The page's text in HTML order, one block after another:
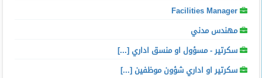
Facilities Manager
مهندس مدني
سكرتير - مسؤول او منسق اداري [...]
سكرتير او اداري شؤون موظفين [...]